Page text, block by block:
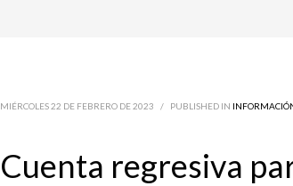
MIÉRCOLES 22 DE FEBRERO DE 2023 / PUBLISHED IN
Cuenta regresiva